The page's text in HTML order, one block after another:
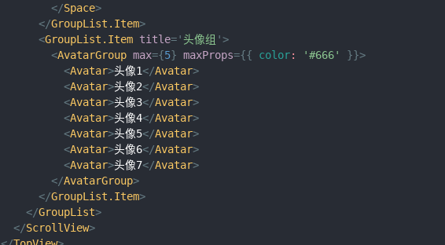
</Space>
</GroupList.Item>
<GroupList.Item title='头像组 '>
<AvatarGroup max={5} maxProps={{ color: '#666' }}>
<Avatar>头像1</Avatar>
<Avatar>头像2</Avatar>
<Avatar>头像3</Avatar>
<Avatar>头像4</Avatar>
<Avatar>头像5</Avatar>
<Avatar>头像6</Avatar>
<Avatar>头像7</Avatar>
</AvatarGroup>
</GroupList.Item>
</GroupList>
</ScrollView>